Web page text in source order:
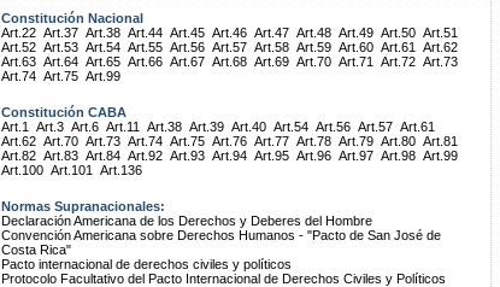
Constitución Nacional
Art.22 Art.37 Art.38 Art.44 Art.45 Art.46 Art.47 Art.48 Art.49 Art.50 Art.51
Art.52 Art.53 Art.54 Art.55 Art.56 Art.57 Art.58 Art.59 Art.60 Art.61
Art.62
Art.63 Art.64 Art.65 Art.66 Art.67 Art.68 Art.69 Art.70 Art.71 Art.72 Art.73
Art.74 Art.75 Art.99
Constitución CABA
Art.1
Art.3 Art.6 Art.11 Art.38 Art.39 Art.40 Art.54 Art.56 Art.57 Art.61
Art.62 Art.70 Art.73 Art.74 Art.75 Art.76 Art.77 Art.78 Art.79 Art.80 Art.81
Art.82 Art.83 Art.84 Art.92 Art.93 Art.94 Art.95 Art.96 Art.97 Art.98 Art.99
Art.100 Art.101 Art.136
Normas Supranacionales:
Declaración Americana de los Derechos y Deberes del Hombre
Convención Americana sobre Derechos Humanos - "Pacto de San José de
Costa Rica"
Pacto internacional de derechos civiles y políticos
Protocolo Facultativo del Pacto Internacional de Derechos Civiles y Políticos